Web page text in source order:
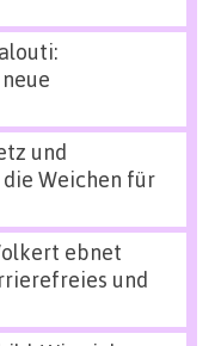
und
Weichen für
ebnet
und